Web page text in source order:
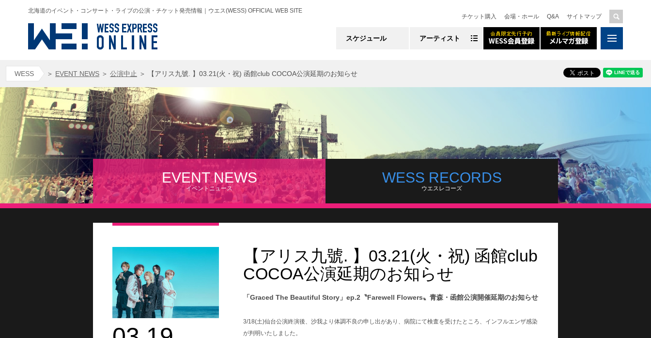
北海道のイベント・コンサート・ライブの公演・チケット発売情報｜ウエス(WESS) OFFICIAL WEB SITE
チケット購入
会場・ホール Q&A サイトマップ
スケジュール アーティスト
WESS ＞ EVENT NEWS ＞ 公演中止 ＞ 【アリス九號. 】03.21(火・祝) 函館club COCOA公演延期のお知らせ
EVENT NEWS
イベントニュース
WESS RECORDS
ウエスレコーズ
【アリス九號. 】03.21(火・祝) 函館club
COCOA公演延期のお知らせ
「Graced The Beautiful Story」ep.2〝Farewell Flowers〟青森・函館公演開催延期のお知らせ
3/18(土)仙台公演終演後、沙我より体調不良の申し出があり、病院にて検査を受けたところ、インフルエンザ感染
が判明いたしました。